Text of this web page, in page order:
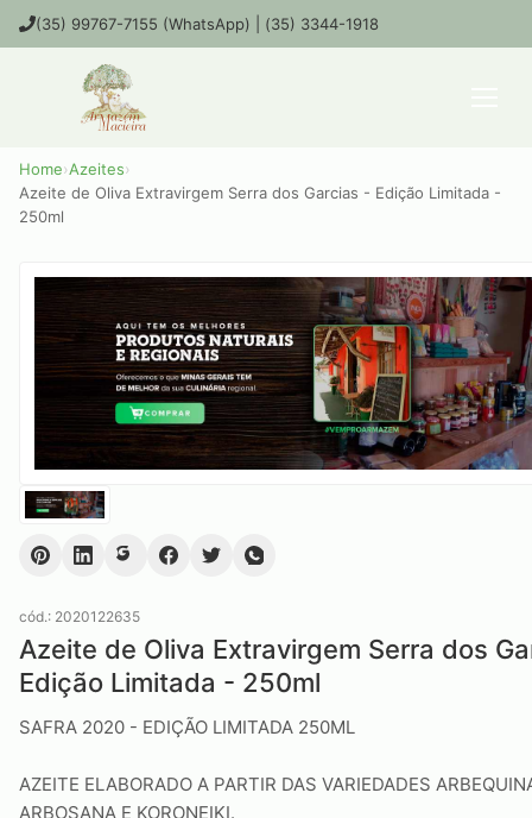
(35) 99767-7155 (WhatsApp) | (35) 3344-1918
Home›Azeites›
Azeite de Oliva Extravirgem Serra dos Garcias - Edição Limitada -
250ml
cód.: 2020122635
Azeite de Oliva Extravirgem Serra dos
Edição Limitada - 250ml
SAFRA 2020 - EDIÇÃO LIMITADA 250ML
AZEITE ELABORADO A PARTIR DAS VARIEDADES
ARBOSANA E KORONEIKI.